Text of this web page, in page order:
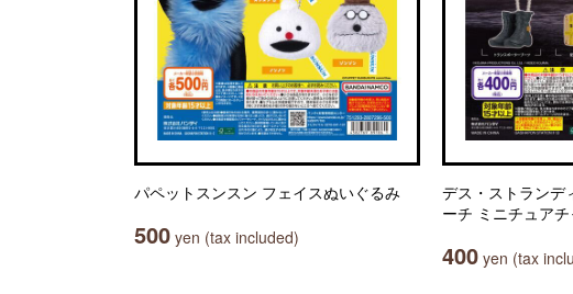
パペットスンスン フェイスぬいぐるみ
500 yen (tax included)
デス・ストランデ
ーチ ミニチュア
400 yen (tax